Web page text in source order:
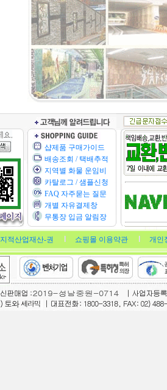
샵제품 구매가이드
배송조회 / 택배추적
지역별 화물 운임비
카탈로그 / 샘플신청
FAQ 자주묻는 질문
개별 자유결제창
무통장 입금 알림장
지적산업재산-권 쇼핑몰 이용약관 개인